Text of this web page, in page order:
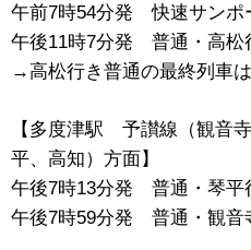
午前7時54分発 快速サン
午後11時7分発 普通・高松
→高松行き普通の最終列車
【多度津駅 予讃線（観音
平、高知）方面】
午後7時13分発 普通・琴平
午後7時59分発 普通・観音